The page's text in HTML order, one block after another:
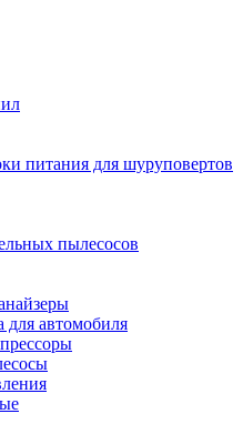
питания для шуруповертов
пылесосов
для автомобиля